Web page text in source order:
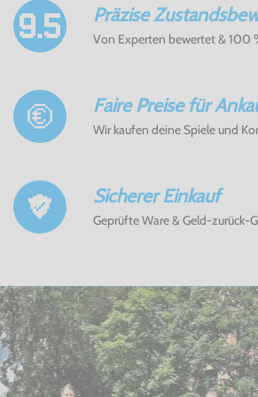
Präzise
Von Experten bewertet & 100
Faire Preise für
Wir kaufen deine Spiele und
Sicherer Einkauf
Geprüfte Ware & Geld-zurück-